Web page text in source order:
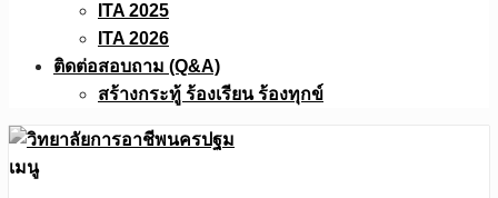
ITA 2025
ITA 2026
ติดต่อสอบถาม (Q&A)
สร้างกระทู้ ร้องเรียน ร้องทุกข์
เมนู